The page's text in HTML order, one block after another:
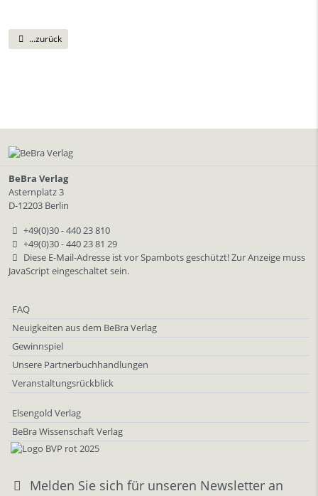
...zurück
BeBra Verlag
Asternplatz 3
D-12203 Berlin
+49(0)30 - 440 23 810
+49(0)30 - 440 23 81 29
Diese E-Mail-Adresse ist vor Spambots geschützt! Zur Anzeige muss
JavaScript eingeschaltet sein.
FAQ
Neuigkeiten aus dem BeBra Verlag
Gewinnspiel
Unsere Partnerbuchhandlungen
Veranstaltungsrückblick
Elsengold Verlag
BeBra Wissenschaft Verlag
Melden Sie sich für unseren Newsletter an